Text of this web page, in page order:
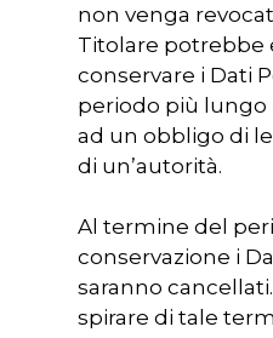
non venga
Titolare potrebbe
conservare i Dati
periodo più lungo
ad un obbligo di
di un’autorità.
Al termine del
conservazione i
saranno
spirare di tale